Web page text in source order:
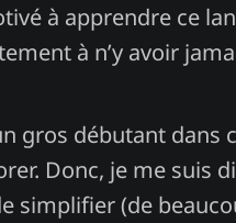
à apprendre ce
à n’y avoir
gros débutant dans
Donc, je me suis
simplifier (de